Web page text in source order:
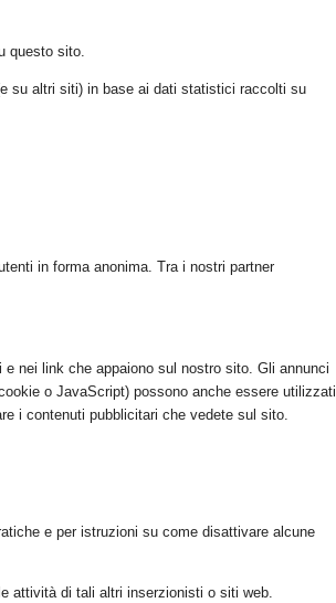
questo sito.
su altri siti) in base ai dati statistici raccolti su
in forma anonima. Tra i nostri partner
nei link che appaiono sul nostro sito. Gli annunci
o JavaScript) possono anche essere utilizzati
i contenuti pubblicitari che vedete sul sito.
e per istruzioni su come disattivare alcune
attività di tali altri inserzionisti o siti web.